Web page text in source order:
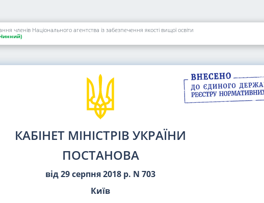
Національного агентства із забезпечення якості вищої освіти
КАБІНЕТ МІНІСТРІВ УКРАЇНИ
ПОСТАНОВА
від 29 серпня 2018 р. N 703
Київ